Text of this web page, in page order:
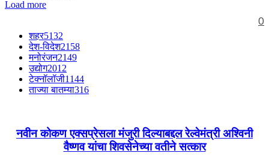
Load more
0
शहर5132
देश-विदेश2158
मनोरंजन2149
उद्योग2012
टेक्नॉलॉजी1144
ताज्या बातम्या316
नवीन कोकण एक्सप्रेसला मंजुरी दिल्याबद्दल रेल्वेमंत्री अश्विनी
वैष्णव यांचा शिवसेनेच्या वतीने सत्कार